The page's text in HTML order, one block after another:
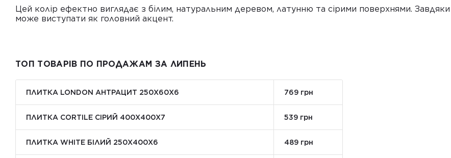
Цей колір ефектно виглядає з білим, натуральним деревом, латунню та сірими поверхнями. Завдяки
може виступати як головний акцент.
ТОП ТОВАРІВ ПО ПРОДАЖАМ ЗА ЛИПЕНЬ
ПЛИТКА LONDON АНТРАЦИТ 250Х60Х6 769 грн
ПЛИТКА CORTILE СІРИЙ 400X400X7 539 грн
ПЛИТКА WHITE БІЛИЙ 250Х400Х6 489 грн